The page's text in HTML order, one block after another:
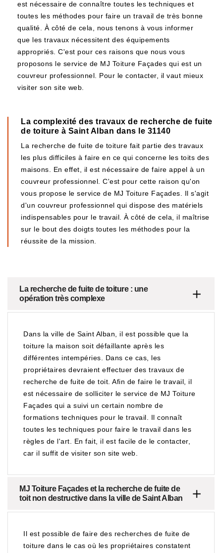
est nécessaire de connaître toutes les techniques et
toutes les méthodes pour faire un travail de très bonne
qualité. À côté de cela, nous tenons à vous informer
que les travaux nécessitent des équipements
appropriés. C'est pour ces raisons que nous vous
proposons le service de MJ Toiture Façades qui est un
couvreur professionnel. Pour le contacter, il vaut mieux
visiter son site web.
La complexité des travaux de recherche de fuite
de toiture à Saint Alban dans le 31140
La recherche de fuite de toiture fait partie des travaux
les plus difficiles à faire en ce qui concerne les toits des
maisons. En effet, il est nécessaire de faire appel à un
couvreur professionnel. C'est pour cette raison qu'on
vous propose le service de MJ Toiture Façades. Il s'agit
d'un couvreur professionnel qui dispose des matériels
indispensables pour le travail. À côté de cela, il maîtrise
sur le bout des doigts toutes les méthodes pour la
réussite de la mission.
La recherche de fuite de toiture : une
opération très complexe
Dans la ville de Saint Alban, il est possible que la
toiture la maison soit défaillante après les
différentes intempéries. Dans ce cas, les
propriétaires devraient effectuer des travaux de
recherche de fuite de toit. Afin de faire le travail, il
est nécessaire de solliciter le service de MJ Toiture
Façades qui a suivi un certain nombre de
formations techniques pour le travail. Il connaît
toutes les techniques pour faire le travail dans les
règles de l'art. En fait, il est facile de le contacter,
car il suffit de visiter son site web.
MJ Toiture Façades et la recherche de fuite de
toit non destructive dans la ville de Saint Alban
Il est possible de faire des recherches de fuite de
toiture dans le cas où les propriétaires constatent